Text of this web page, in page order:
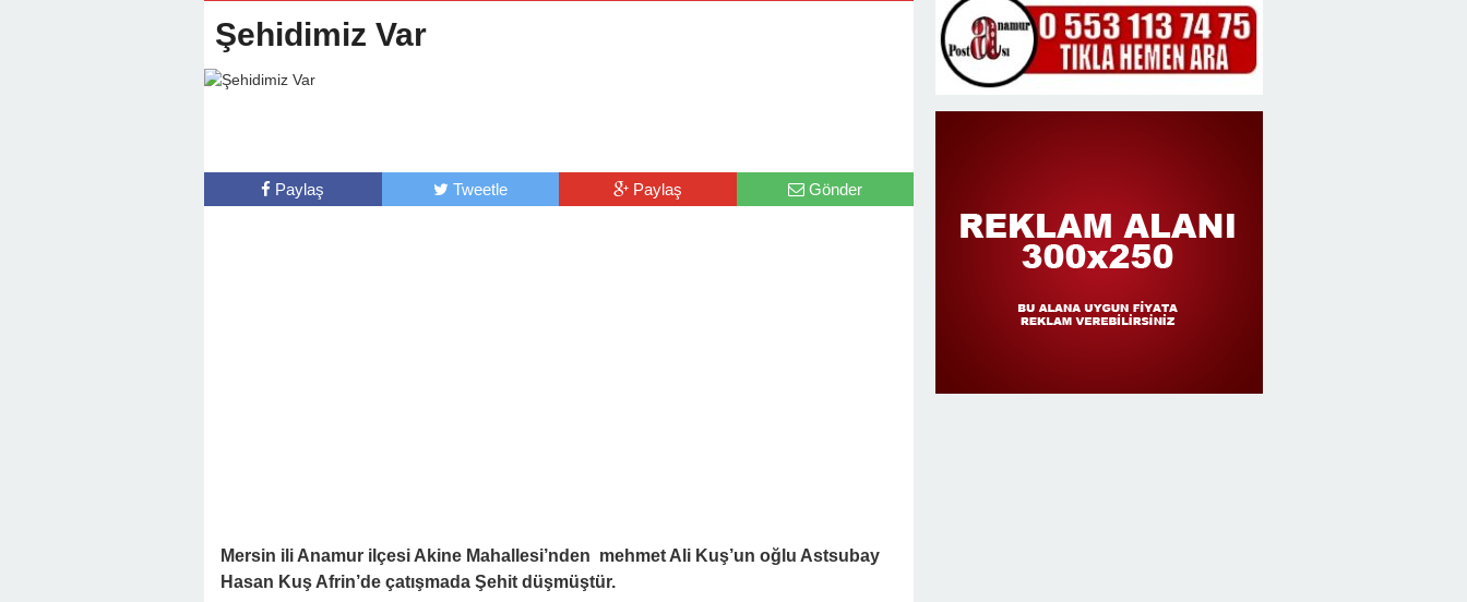
Şehidimiz Var
Paylaş Tweetle Paylaş Gönder
Mersin ili Anamur ilçesi Akine Mahallesi’nden mehmet Ali Kuş’un oğlu Astsubay
Hasan Kuş Afrin’de çatışmada Şehit düşmüştür.